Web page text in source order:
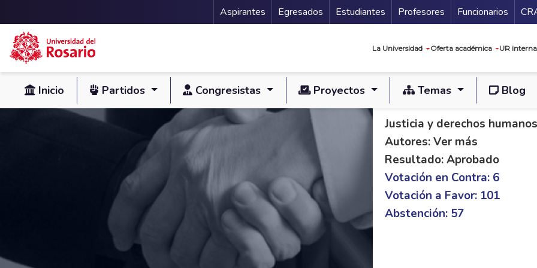
Pasar al contenido principal
Menu Secundario
Aspirantes Egresados Estudiantes Profesores Funcionarios
La Universidad Oferta académica UR
Inicio Partidos Congresistas Proyectos Temas Blog
PAL C 167/14 (1°
Justicia y derechos humanos
Autores: Ver más
Resultado: Aprobado
Votación en Contra: 6
Votación a Favor: 101
Abstención: 57